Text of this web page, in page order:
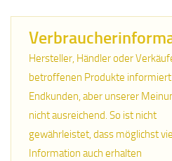
Hersteller, Händler oder
betroffenen Produkte informiert
Endkunden, aber unserer
nicht ausreichend. So ist nicht
gewährleistet, dass möglichst
Information auch erhalten